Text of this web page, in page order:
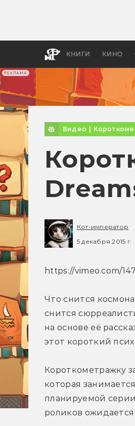
РЕКЛАМА
КНИГИ КИНО
Видео
Кот-император
5 декабря 2015 г.
https://vimeo.com/
Что снится
снится
на основе её
этот короткий
Короткометражку
которая
планируемой
роликов ожидается